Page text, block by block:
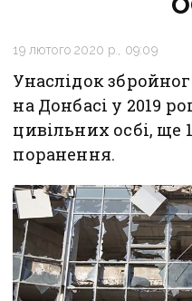
19 лютого 2020 р., 09:09
Унаслідок
на Донбасі у 2019
цивільних осбі, ще
поранення.